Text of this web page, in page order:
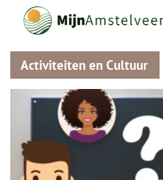
Activiteiten en Cultuur